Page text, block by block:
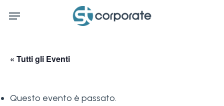
Menu
« Tutti gli Eventi
Questo evento è passato.